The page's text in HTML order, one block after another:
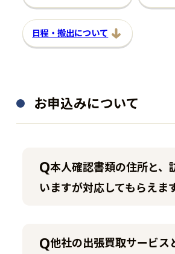
日程・搬出について
お申込みについて
本人確認書類の住所と、
いますが対応してもらえま
他社の出張買取サービス